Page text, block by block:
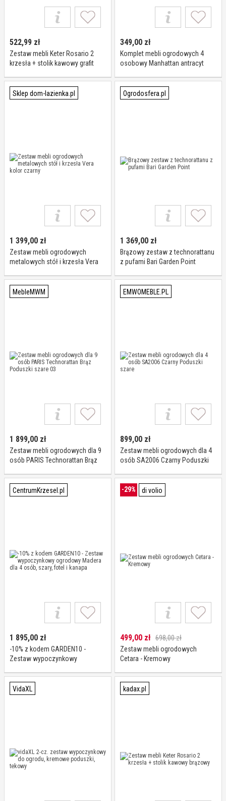
522,99 zł
Zestaw mebli Keter Rosario 2
krzesła + stolik kawowy grafit
349,00 zł
Komplet mebli ogrodowych 4
osobowy Manhattan antracyt
Sklep dom-lazienka.pl
1 399,00 zł
Zestaw mebli ogrodowych
metalowych stół i krzesła Vera
Ogrodosfera.pl
1 369,00 zł
Brązowy zestaw z technorattanu
z pufami Bari Garden Point
MebleMWM
1 899,00 zł
Zestaw mebli ogrodowych dla 9
osób PARIS Technorattan Brąz
EMWOMEBLE.PL
899,00 zł
Zestaw mebli ogrodowych dla 4
osób SA2006 Czarny Poduszki
CentrumKrzesel.pl
1 895,00 zł
-10% z kodem GARDEN10 -
Zestaw wypoczynkowy
szary, fotel i kanapa
-29% di volio
499,00 zł 698,00 zł
Zestaw mebli ogrodowych
Cetara - Kremowy
VidaXL kadax.pl